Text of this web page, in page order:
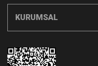
KURUMSAL